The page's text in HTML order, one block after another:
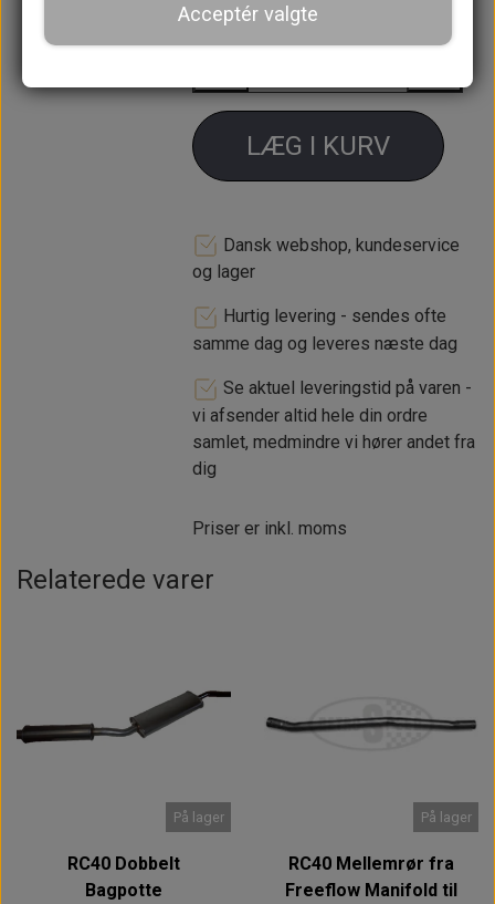
− +
LÆG I KURV
Dansk webshop, kundeservice
og lager
Hurtig levering - sendes ofte
samme dag og leveres næste dag
Se aktuel leveringstid på varen -
vi afsender altid hele din ordre
samlet, medmindre vi hører andet fra
dig
Priser er inkl. moms
Relaterede varer
På lager
RC40 Dobbelt
Bagpotte
På lager
RC40 Mellemrør fra
Freeflow Manifold til
Acceptér valgte